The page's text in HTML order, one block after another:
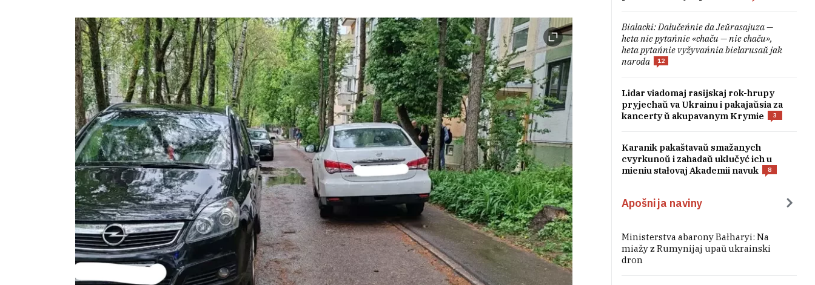
Bialacki: Dałučeńnie da Jeŭrasajuza —
heta nie pytańnie «chaču — nie chaču»,
heta pytańnie vyžyvańnia biełarusaŭ jak
naroda
12
Lidar viadomaj rasijskaj rok-hrupy
pryjechaŭ va Ukrainu i pakajaŭsia za
kancerty ŭ akupavanym Krymie
3
Karanik pakaštavaŭ smažanych
cvyrkunoŭ i zahadaŭ uklučyć ich u
mieniu stałovaj Akademii navuk
8
Apošnija naviny
Ministerstva abarony Bałharyi: Na
miažy z Rumynijaj upaŭ ukrainski
dron